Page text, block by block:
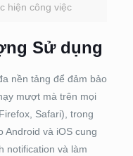
hiện công việc
Sử dụng
nền tảng để đảm bảo
mượt mà trên mọi
Safari), trong
Android và iOS cung
notification và làm